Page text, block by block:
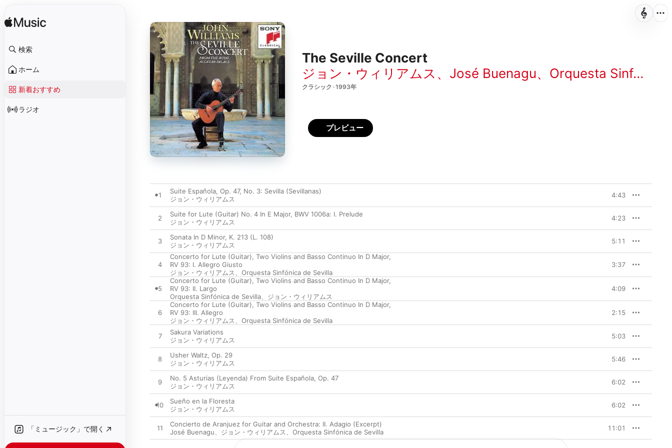
検索
ホーム
新着おすすめ
ラジオ
「ミュージック」で開く
The Seville Concert
ジョン・ウィリアムス、 José Buenagu、 Orquesta Sinfónica de Sevilla
クラシック · 1993年
プレビュー
1
Suite Española, Op. 47, No. 3: Sevilla (Sevillanas)
ジョン・ウィリアムス
4:43
2
Suite for Lute (Guitar) No. 4 In E Major, BWV 1006a: I. Prelude
ジョン・ウィリアムス
4:23
3
Sonata In D Minor, K. 213 (L. 108)
ジョン・ウィリアムス
5:11
4
Concerto for Lute (Guitar), Two Violins and Basso Continuo In D Major,
RV 93: I. Allegro Giusto
ジョン・ウィリアムス
Orquesta Sinfónica de Sevilla
3:37
5
Concerto for Lute (Guitar), Two Violins and Basso Continuo In D Major,
RV 93: II. Largo
Orquesta Sinfónica de Sevilla
ジョン・ウィリアムス
4:09
6
Concerto for Lute (Guitar), Two Violins and Basso Continuo In D Major,
RV 93: III. Allegro
ジョン・ウィリアムス
Orquesta Sinfónica de Sevilla
2:15
7
Sakura Variations
ジョン・ウィリアムス
5:03
8
Usher Waltz, Op. 29
ジョン・ウィリアムス
5:46
9
No. 5 Asturias (Leyenda) From Suite Española, Op. 47
ジョン・ウィリアムス
6:02
10
Sueño en la Floresta
ジョン・ウィリアムス
6:02
11
Concierto de Aranjuez for Guitar and Orchestra: II. Adagio (Excerpt)
José Buenagu
ジョン・ウィリアムス Orquesta Sinfónica de Sevilla 11:01